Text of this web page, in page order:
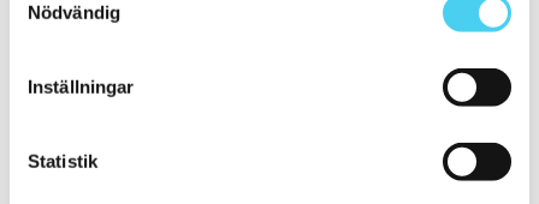
Nödvändig
Inställningar
Statistik
ca 60x